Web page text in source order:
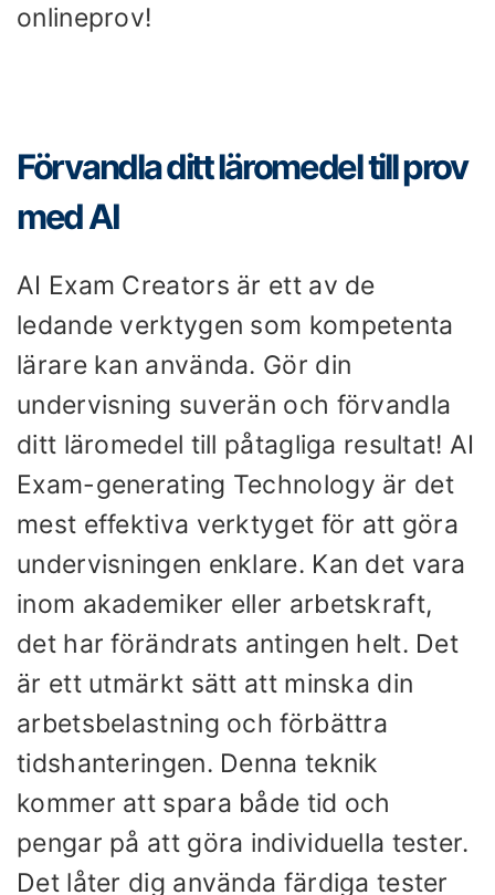
onlineprov!
Förvandla ditt läromedel till prov
med AI
AI Exam Creators är ett av de
ledande verktygen som kompetenta
lärare kan använda. Gör din
undervisning suverän och förvandla
ditt läromedel till påtagliga resultat! AI
Exam-generating Technology är det
mest effektiva verktyget för att göra
undervisningen enklare. Kan det vara
inom akademiker eller arbetskraft,
det har förändrats antingen helt. Det
är ett utmärkt sätt att minska din
arbetsbelastning och förbättra
tidshanteringen. Denna teknik
kommer att spara både tid och
pengar på att göra individuella tester.
Det låter dig använda färdiga tester